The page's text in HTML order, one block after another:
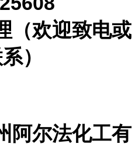
（欢迎致电或
）
阿尔法化工有